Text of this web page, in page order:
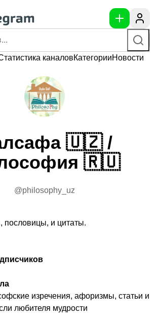
каналовКатегорииНовости
🇺🇿 /
🇷🇺
@philosophy_uz
и цитаты.
изречения, афоризмы, статьи и
любителя мудрости